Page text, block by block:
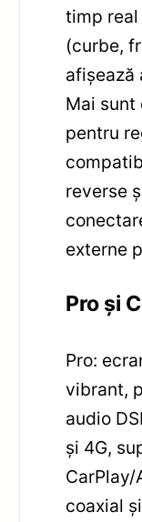
timp
(curbe,
afișează
Mai
pentru
reverse
externe
Pro și
Pro:
vibrant,
audio
și 4G,
coaxial